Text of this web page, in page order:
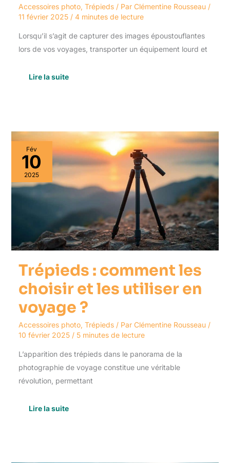
Accessoires photo, Trépieds/ Par Clémentine Rousseau /
11 février 2025 / 4 minutes de lecture
Lorsqu’il s’agit de capturer des images époustouflantes
lors de vos voyages, transporter un équipement lourd et
Lire la suite
Fév
10
2025
Trépieds : comment les
choisir et les utiliser en
voyage ?
Accessoires photo, Trépieds/ Par Clémentine Rousseau /
10 février 2025 / 5 minutes de lecture
L’apparition des trépieds dans le panorama de la
photographie de voyage constitue une véritable
révolution, permettant
Trépieds
:
comment
les
choisir
voyage
?
Lire la suite